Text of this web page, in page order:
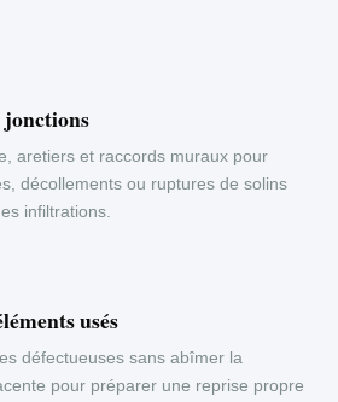
jonctions
aretiers et raccords muraux pour
décollements ou ruptures de solins
infiltrations.
usés
défectueuses sans abîmer la
pour préparer une reprise propre